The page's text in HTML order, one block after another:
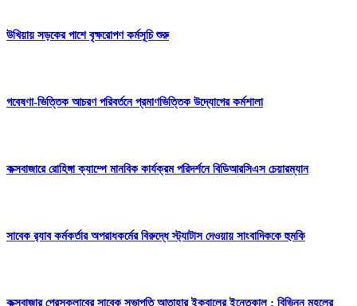
উখিয়ায় সড়কের পাশে বৃক্ষরোপণ কর্মসূচি শুরু
গবেষণা-ভিত্তিক আচরণ পরিবর্তনে প্রমাণভিত্তিক উদ্যোগের কর্মশালা
কক্সবাজারে রোহিঙ্গা ক্যাম্পে মানবিক কার্যক্রম পরিদর্শনে বিডিআরসিএস চেয়ারম্যান
সাবেক র‍্যাব কর্মকর্তার অপরাধকর্মের বিরুদ্ধে স্ট্যাটাস দেওয়ায় সাংবাদিককে হুমকি
কক্সবাজার প্রেসক্লাবের সাবেক সভাপতি আতাহার ইকবালের ইন্তেকাল : বিভিন্ন মহলের